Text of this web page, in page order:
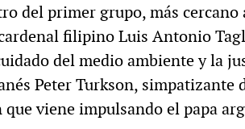
del primer grupo, más cercano
filipino Luis Antonio
del medio ambiente y la
Peter Turkson, simpatizante
viene impulsando el papa